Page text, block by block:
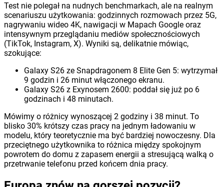
Test nie polegał na nudnych benchmarkach, ale na realnym
scenariuszu użytkowania: godzinnych rozmowach przez 5G,
nagrywaniu wideo 4K, nawigacji w Mapach Google oraz
intensywnym przeglądaniu mediów społecznościowych
(TikTok, Instagram, X). Wyniki są, delikatnie mówiąc,
szokujące:
Galaxy S26 ze Snapdragonem 8 Elite Gen 5: wytrzymał
9 godzin i 26 minut włączonego ekranu.
Galaxy S26 z Exynosem 2600: poddał się już po 6
godzinach i 48 minutach.
Mówimy o różnicy wynoszącej 2 godziny i 38 minut. To
blisko 30% krótszy czas pracy na jednym ładowaniu w
modelu, który teoretycznie ma być bardziej nowoczesny. Dla
przeciętnego użytkownika to różnica między spokojnym
powrotem do domu z zapasem energii a stresującą walką o
przetrwanie telefonu przed końcem dnia pracy.